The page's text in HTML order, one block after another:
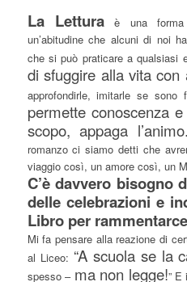
La Lettura è una forma
un’abitudine che alcuni di noi
che si può praticare a qualsiasi
di sfuggire alla vita con
approfondirle, imitarle se sono
permette conoscenza
scopo, appaga l’animo.
romanzo ci siamo detti che
viaggio così, un amore così, un
C’è davvero bisogno
delle celebrazioni e
Libro per
Mi fa pensare alla reazione di
al Liceo: “A scuola se la
spesso – ma non legge!” E